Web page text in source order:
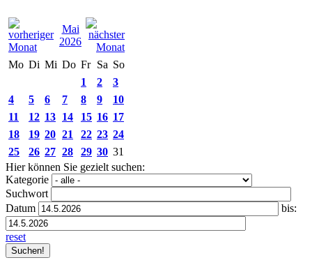
Mai
2026
Mo Di Mi Do Fr Sa So
1
2
3
4
5 6 7 8 9
10
11
12 13 14 15 16 17
18
19 20 21 22 23 24
25
26 27 28 29 30 31
Hier können Sie gezielt suchen:
Kategorie
Suchwort
Datum
bis:
reset